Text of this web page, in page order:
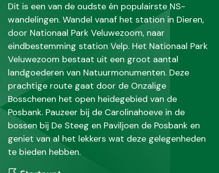
Dit is een van de oudste én populairste NS-
wandelingen. Wandel vanaf het station in Dieren,
door Nationaal Park Veluwezoom, naar
eindbestemming station Velp. Het Nationaal Park
Veluwezoom bestaat uit een groot aantal
landgoederen van Natuurmonumenten. Deze
prachtige route gaat door de Onzalige
Bosschenen het open heidegebied van de
Posbank. Pauzeer bij de Carolinahoeve in de
bossen bij De Steeg en Paviljoen de Posbank en
geniet van al het lekkers wat deze gelegenheden
te bieden hebben.